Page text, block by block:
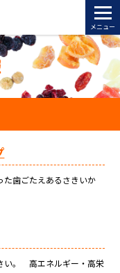
メニュー
た歯ごたえあるさきいか
い。 高エネルギー・高栄